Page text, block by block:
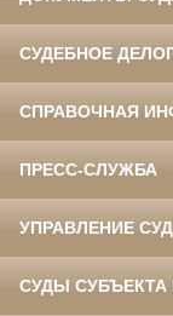
СУДЕБНОЕ
СПРАВОЧНАЯ
ПРЕСС-СЛУЖБА
УПРАВЛЕНИЕ
СУДЫ СУБЪЕКТА